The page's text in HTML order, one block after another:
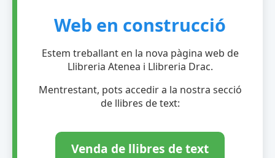
Web en construcció
Estem treballant en la nova pàgina web de
Llibreria Atenea i Llibreria Drac.
Mentrestant, pots accedir a la nostra secció
de llibres de text:
Venda de llibres de text